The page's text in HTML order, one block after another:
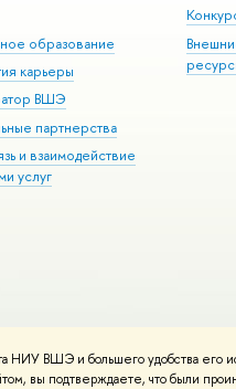
НИУ ВШЭ и большего удобства его
вы подтверждаете, что были
образование
карьеры
ВШЭ
партнерства
и взаимодействие
услуг
материалов Политика
НИУ ВШЭ